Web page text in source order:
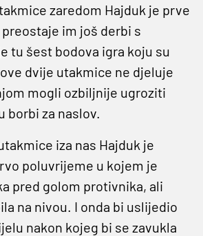
zaredom Hajduk je prve
im još derbi s
tu šest bodova igra koju su
dvije utakmice ne djeluje
mogli ozbiljnije ugroziti
borbi za naslov.
iza nas Hajduk je
poluvrijeme u kojem je
pred golom protivnika, ali
na nivou. I onda bi uslijedio
nakon kojeg bi se zavukla